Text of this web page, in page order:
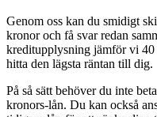
Genom oss kan du smidigt
kronor och få svar redan
kreditupplysning jämför vi
hitta den lägsta räntan till dig.
På så sätt behöver du inte
kronors-lån. Du kan också